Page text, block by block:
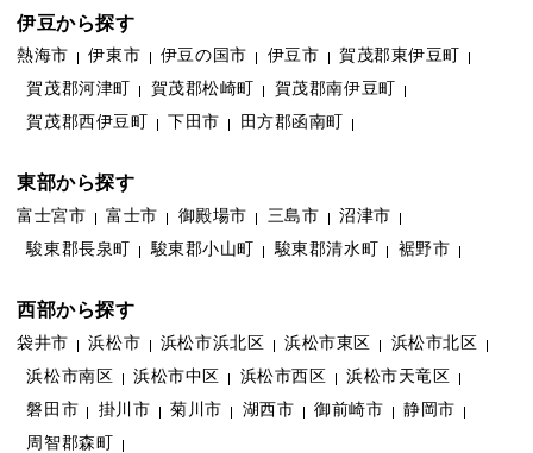
伊豆から探す
熱海市 伊東市 伊豆の国市 伊豆市
賀茂郡東伊豆町
賀茂郡河津町
賀茂郡松崎町
賀茂郡南伊豆町
賀茂郡西伊豆町
下田市 田方郡函南町
東部から探す
富士宮市 富士市 御殿場市 三島市
沼津市
駿東郡長泉町
駿東郡小山町 駿東郡清水町 裾野市
西部から探す
袋井市 浜松市 浜松市浜北区 浜松市東区
浜松市北区
浜松市南区
浜松市中区 浜松市西区
浜松市天竜区
磐田市
掛川市 菊川市 湖西市 御前崎市
静岡市
周智郡森町